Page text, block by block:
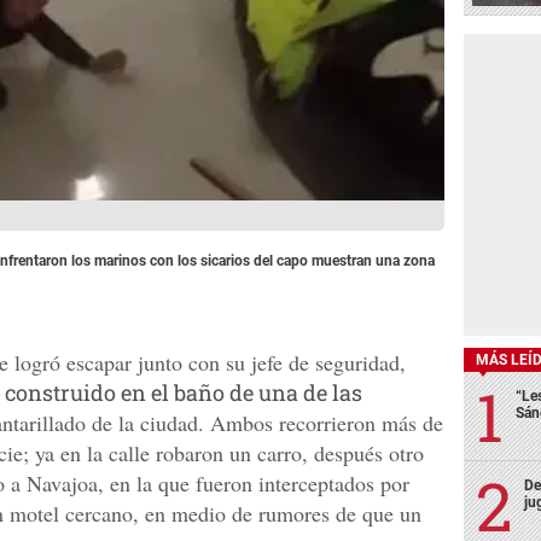
los marinos con los sicarios del capo muestran una zona
escapar junto con su jefe de seguridad,
en el baño de una de las
de la ciudad. Ambos recorrieron más de
ya en la calle robaron un carro, después otro
Navajoa, en la que fueron interceptados por
motel cercano, en medio de rumores de que un
MÁS